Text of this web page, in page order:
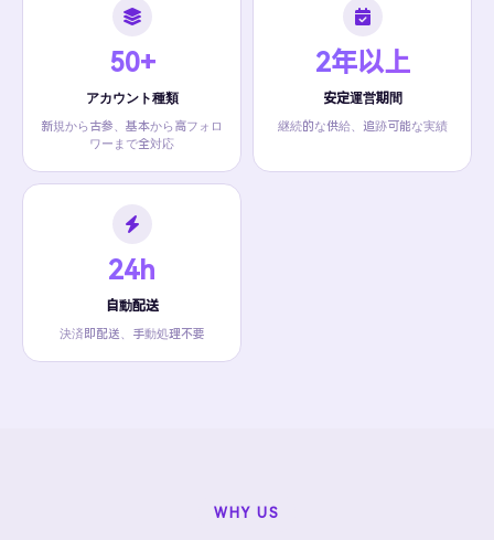
50+
アカウント種類
新規から古参、基本から高フォロ
ワーまで全対応
2年以上
安定運営期間
継続的な供給、追跡可能な実績
24h
自動配送
決済即配送、手動処理不要
WHY US